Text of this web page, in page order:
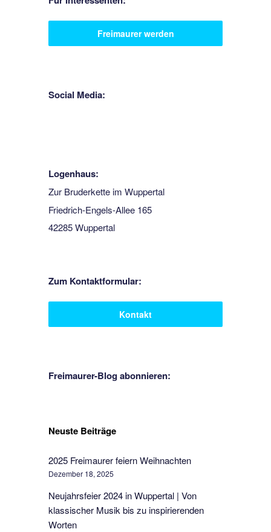
Freimaurer werden
Social Media:
Logenhaus:
Zur Bruderkette im Wuppertal
Friedrich-Engels-Allee 165
42285 Wuppertal
Zum Kontaktformular:
Kontakt
Freimaurer-Blog abonnieren:
Neuste Beiträge
2025 Freimaurer feiern Weihnachten
Dezember 18, 2025
Neujahrsfeier 2024 in Wuppertal | Von
klassischer Musik bis zu inspirierenden
Worten